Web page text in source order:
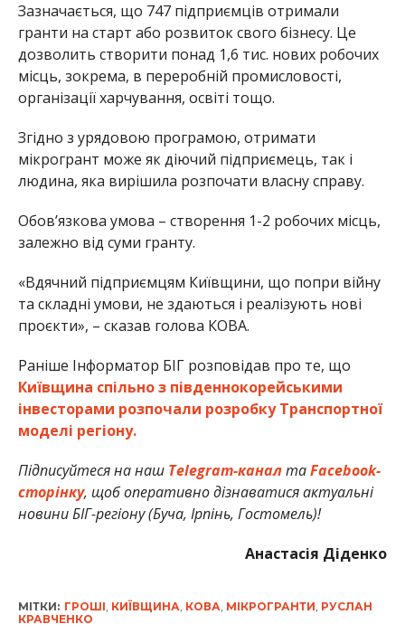
Зазначається, що 747 підприємців отримали
гранти на старт або розвиток свого бізнесу. Це
дозволить створити понад 1,6 тис. нових робочих
місць, зокрема, в переробній промисловості,
організації харчування, освіті тощо.
Згідно з урядовою програмою, отримати
мікрогрант може як діючий підприємець, так і
людина, яка вирішила розпочати власну справу.
Обов’язкова умова – створення 1-2 робочих місць,
залежно від суми гранту.
«Вдячний підприємцям Київщини, що попри війну
та складні умови, не здаються і реалізують нові
проєкти», – сказав голова КОВА.
Раніше Інформатор БІГ розповідав про те, що
Київщина спільно з південнокорейськими
інвесторами розпочали розробку Транспортної
моделі регіону.
Підписуйтеся на наш Telegram-канал таFacebook-
сторінку, щоб оперативно дізнаватися актуальні
новини БІГ-регіону (Буча, Ірпінь, Гостомель)!
Анастасія Діденко
МІТКИ: ГРОШІ, КИЇВЩИНА, КОВА, МІКРОГРАНТИ, РУСЛАН
КРАВЧЕНКО